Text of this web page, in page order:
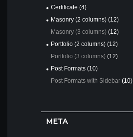
Certificate (4)
Masonry (2 columns)(12)
Masonry (3 columns)(12)
Portfolio (2 columns)(12)
Portfolio (3 columns)(12)
Post Formats(10)
Post Formats with Sidebar(10)
META